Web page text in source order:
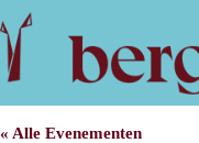
naar
de
inhoud
« Alle Evenementen